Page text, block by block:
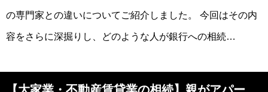
の専門家との違いについてご紹介しました。 今回はその内
容をさらに深掘りし、どのような人が銀行への相続…